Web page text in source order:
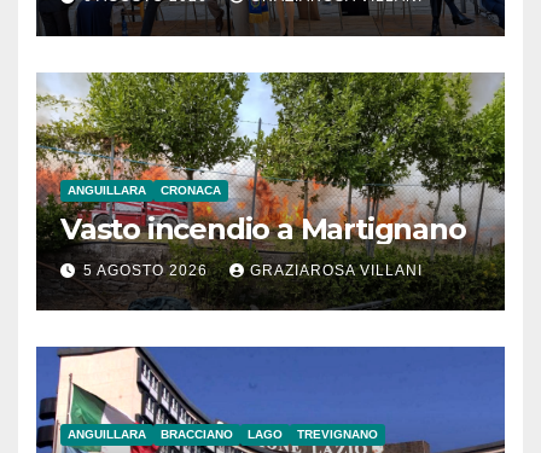
ANGUILLARA CRONACA
Vasto incendio a Martignano
5 AGOSTO 2026 GRAZIAROSA VILLANI
ANGUILLARA BRACCIANO LAGO TREVIGNANO